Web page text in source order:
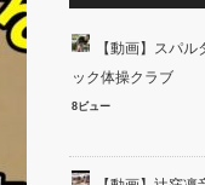
【動画】スパ
ック体操クラブ
8ビュー